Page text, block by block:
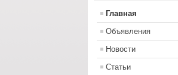
Главная
Объявления
Новости
Статьи